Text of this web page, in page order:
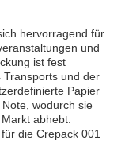
hervorragend für
und
ist fest
und der
Papier
wodurch sie
abhebt.
die Crepack 001